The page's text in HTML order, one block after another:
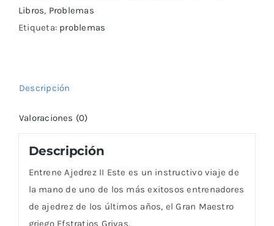
Libros, Problemas
Etiqueta: problemas
Descripción
Valoraciones (0)
Descripción
Entrene Ajedrez II Este es un instructivo viaje de
la mano de uno de los más exitosos entrenadores
de ajedrez de los últimos años, el Gran Maestro
griego Efstratios Grivas.